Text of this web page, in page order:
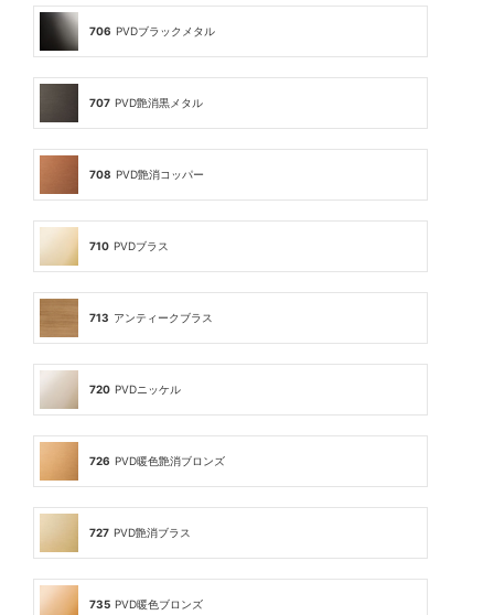
706 PVDブラックメタル
707 PVD艶消黒メタル
708 PVD艶消コッパー
710 PVDブラス
713 アンティークブラス
720 PVDニッケル
726 PVD暖色艶消ブロンズ
727 PVD艶消ブラス
735 PVD暖色ブロンズ